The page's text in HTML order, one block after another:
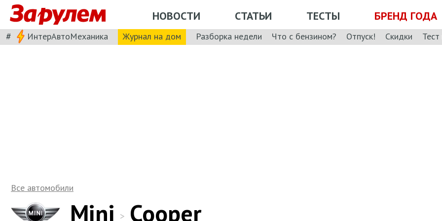
НОВОСТИ СТАТЬИ ТЕСТЫ БРЕНД ГОДА
# ИнтерАвтоМеханика Журнал на дом Разборка недели Что с бензином? Отпуск! Скидки
Все автомобили
Mini > Cooper